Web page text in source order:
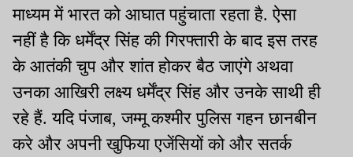
माध्यम में भारत को आघात पहुंचाता रहता है. ऐसा
नहीं है कि धर्मेंद्र सिंह की गिरफ्तारी के बाद इस तरह
के आतंकी चुप और शांत होकर बैठ जाएंगे अथवा
उनका आखिरी लक्ष्य धर्मेंद्र सिंह और उनके साथी ही
रहे हैं. यदि पंजाब, जम्मू कश्मीर पुलिस गहन छानबीन
करे और अपनी खुफिया एजेंसियों को और सतर्क